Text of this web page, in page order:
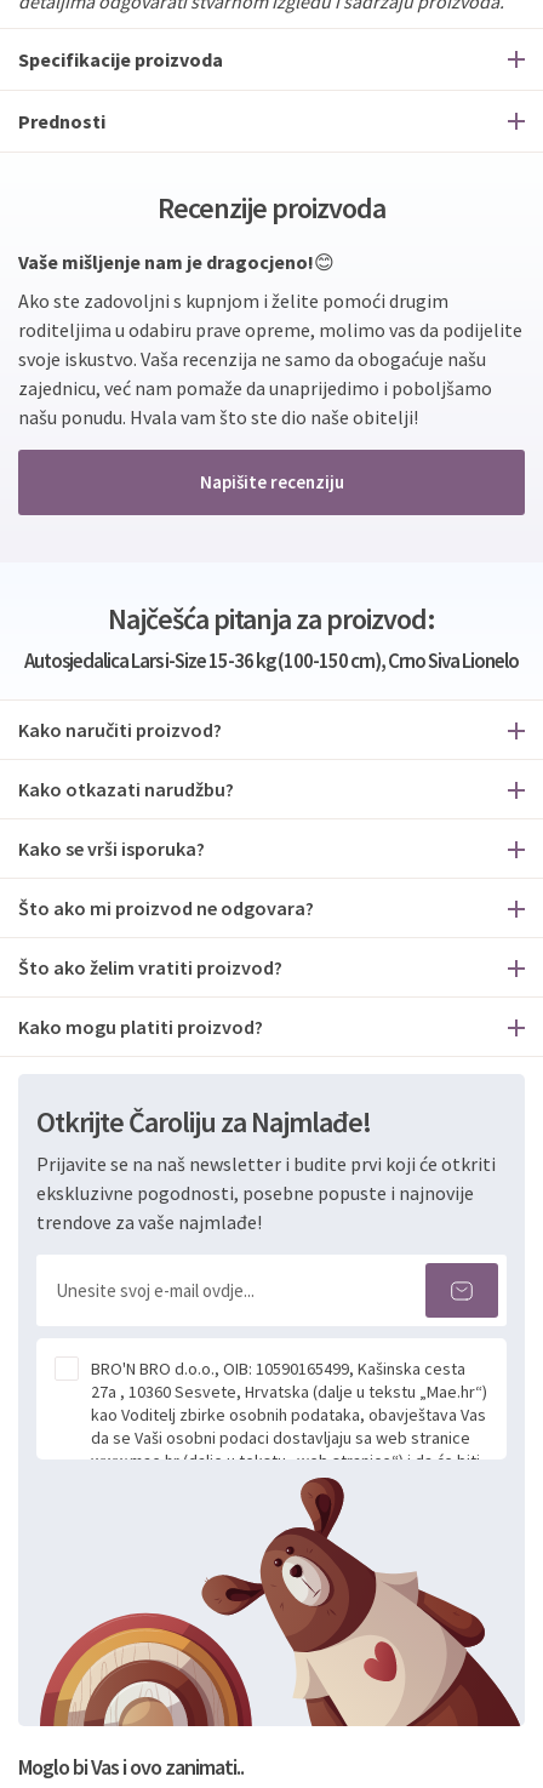
Specifikacije proizvoda
Prednosti
Recenzije proizvoda
Vaše mišljenje nam je dragocjeno!😊
Ako ste zadovoljni s kupnjom i želite pomoći drugim
roditeljima u odabiru prave opreme, molimo vas da podijelite
svoje iskustvo. Vaša recenzija ne samo da obogaćuje našu
zajednicu, već nam pomaže da unaprijedimo i poboljšamo
našu ponudu. Hvala vam što ste dio naše obitelji!
Napišite recenziju
Najčešća pitanja za proizvod:
Autosjedalica Lars i-Size 15-36 kg (100-150 cm), Crno Siva Lionelo
Kako naručiti proizvod?
Kako otkazati narudžbu?
Kako se vrši isporuka?
Što ako mi proizvod ne odgovara?
Što ako želim vratiti proizvod?
Kako mogu platiti proizvod?
Otkrijte Čaroliju za Najmlađe!
Prijavite se na naš newsletter i budite prvi koji će otkriti
ekskluzivne pogodnosti, posebne popuste i najnovije
trendove za vaše najmlađe!
BRO'N BRO d.o.o., OIB: 10590165499, Kašinska cesta
27a , 10360 Sesvete, Hrvatska (dalje u tekstu „Mae.hr“)
kao Voditelj zbirke osobnih podataka, obavještava Vas
da se Vaši osobni podaci dostavljaju sa web stranice
www.mae.hr (dalje u tekstu „web stranice“) i da će biti
obrađeni. Prihvaćanjem ove Izjave smatra se da
slobodno i izričito dajete privolu za prikupljanje i daljnju
obradu Vaših osobnih podataka koje ustupate Mae.hr
putem ovih web stranica u svrhu odgovora i daljnje
komunikacije na Vaš upit poslan kroz kontakt obrazac.
Radi se o dobrovoljnom davanju podataka te ovu
Izjavu niste dužni prihvatiti odnosno niste dužni unositi
svoje osobne podatke u jednu od prijavnih
formi/obrazaca dostupnih na ovim web stranicama.
BRO'N BRO d.o.o. će s Vašim osobnim podacima
postupati sukladno Općoj uredbi o zaštiti podataka
privatnosti i kolačića koju možete pročitati ovdje i
Moglo bi Vas i ovo zanimati..